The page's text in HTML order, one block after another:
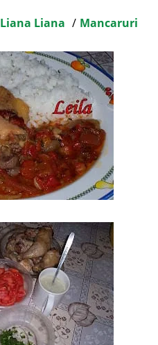
Liana Liana Mancaruri